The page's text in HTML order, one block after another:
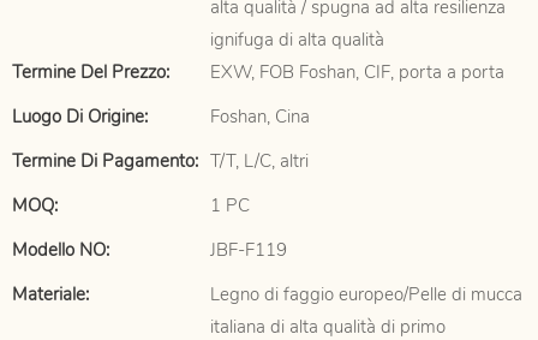
alta qualità / spugna ad alta resilienza
ignifuga di alta qualità
Termine Del Prezzo:
EXW, FOB Foshan, CIF, porta a porta
Luogo Di Origine:
Foshan, Cina
Termine Di Pagamento: T/T, L/C, altri
MOQ:
1 PC
Modello NO:
JBF-F119
Materiale:
Legno di faggio europeo/Pelle di mucca
italiana di alta qualità di primo